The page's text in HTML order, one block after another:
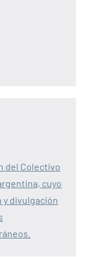
del Colectivo
cuyo
divulgación